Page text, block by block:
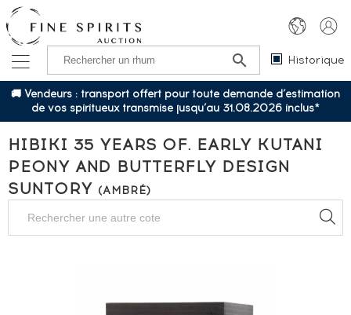
Historique
🚚 Vendeurs : transport offert pour toute demande d’estimation
de vos spiritueux transmise jusqu’au 31.08.2026 inclus*
HIBIKI 35 YEARS OF. EARLY KUTANI
PEONY AND BUTTERFLY DESIGN
SUNTORY (AMBRÉ)